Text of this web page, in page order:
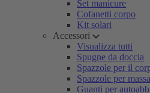
Set manicure
Cofanetti corpo
Kit solari
Accessori
Visualizza tutti
Spugne da doccia
Spazzole per il
Spazzole per
Guanti per